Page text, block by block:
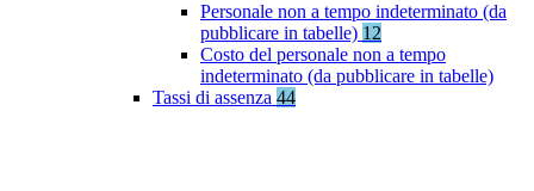
Personale non a tempo indeterminato (da
pubblicare in tabelle) 12
Costo del personale non a tempo
indeterminato (da pubblicare in tabelle)
Tassi di assenza 44